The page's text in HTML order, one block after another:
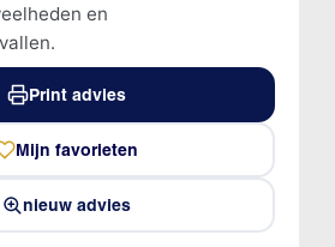
en
Print advies
Mijn favorieten
nieuw advies